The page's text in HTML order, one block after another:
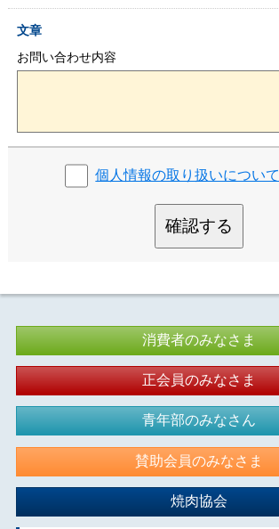
文章
お問い合わせ内容
個人情報の取り扱いについて
確認する
消費者のみなさま
正会員のみなさま
青年部のみなさん
賛助会員のみなさま
焼肉協会